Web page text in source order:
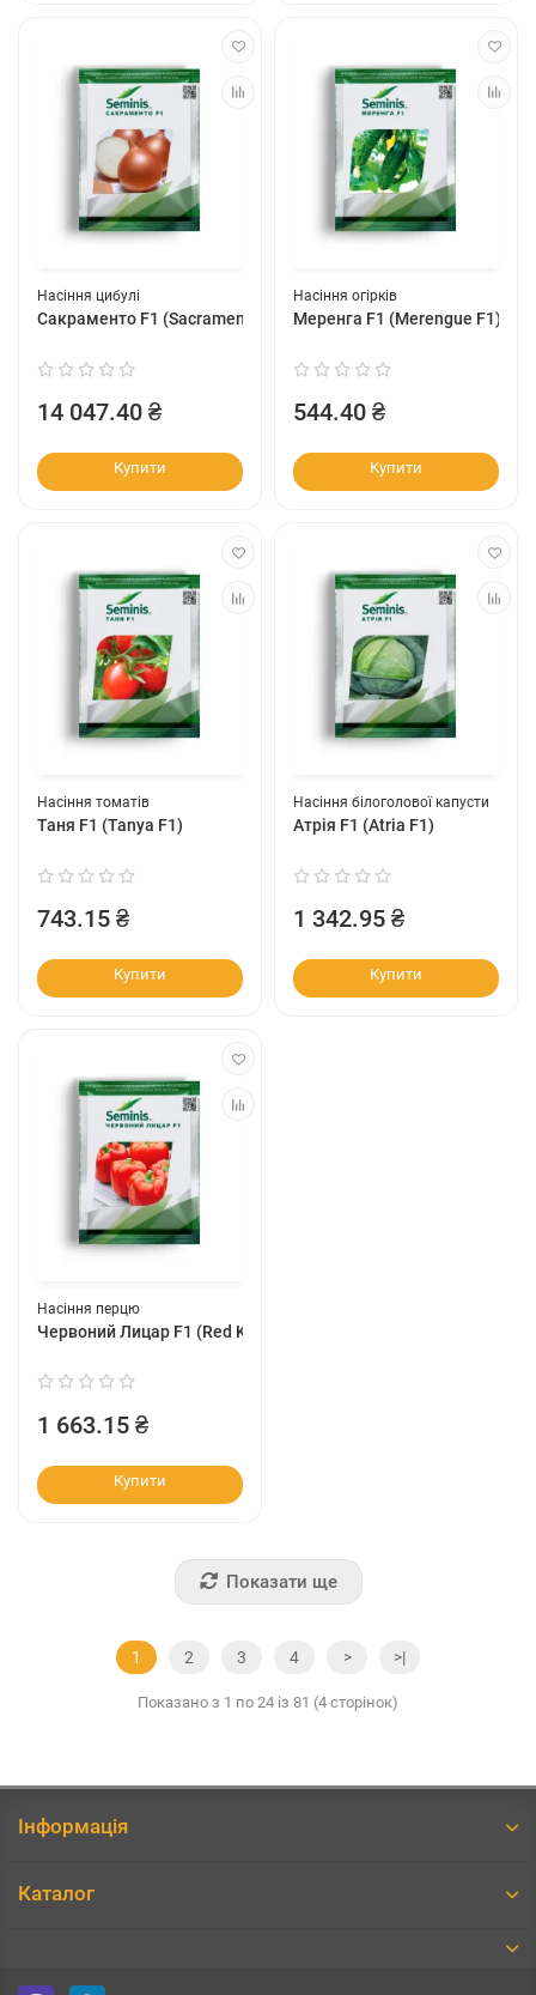
Насіння цибулі
Сакраменто F1 (Sacramento F1)
14 047.40 ₴
Купити
Насіння огірків
Меренга F1 (Merengue F1)
544.40 ₴
Купити
Насіння томатів
Таня F1 (Tanya F1)
743.15 ₴
Купити
Насіння білоголової капусти
Атрія F1 (Atria F1)
1 342.95 ₴
Купити
Насіння перцю
Червоний Лицар F1 (Red Knight F1)
1 663.15 ₴
Купити
Показати ще
1 2 3 4 > >|
Показано з 1 по 24 із 81 (4 сторінок)
Інформація
Каталог